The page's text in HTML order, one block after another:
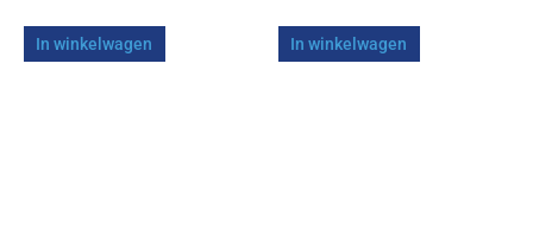
In winkelwagen In winkelwagen